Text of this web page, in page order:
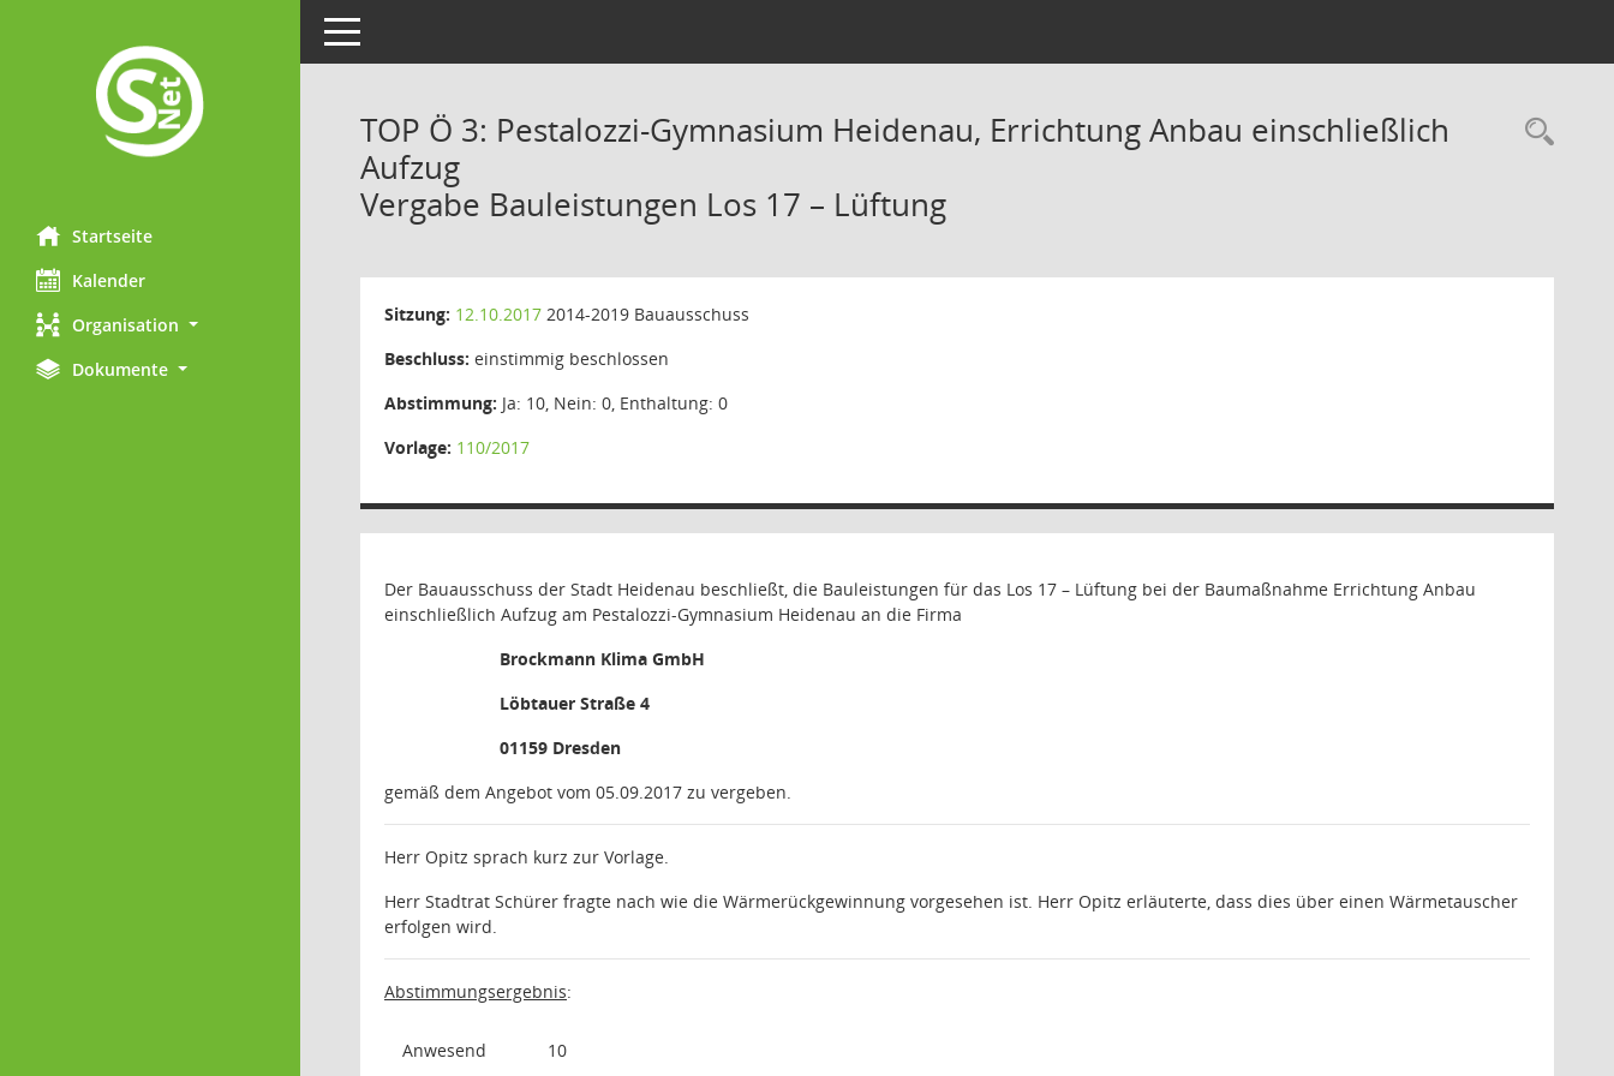
Startseite
Kalender
Organisation
Dokumente
Toggle navigation
TOP Ö 3: Pestalozzi-Gymnasium Heidenau, Errichtung Anbau einschließlich
Aufzug
Vergabe Bauleistungen Los 17 – Lüftung
Sitzung: 12.10.2017 2014-2019 Bauausschuss
Beschluss: einstimmig beschlossen
Abstimmung: Ja: 10, Nein: 0, Enthaltung: 0
Vorlage: 110/2017
Der Bauausschuss der Stadt Heidenau beschließt, die Bauleistungen für das Los 17 – Lüftung bei der Baumaßnahme Errichtung Anbau
einschließlich Aufzug am Pestalozzi-Gymnasium Heidenau an die Firma
Brockmann Klima GmbH
Löbtauer Straße 4
01159 Dresden
gemäß dem Angebot vom 05.09.2017 zu vergeben.
Herr Opitz sprach kurz zur Vorlage.
Herr Stadtrat Schürer fragte nach wie die Wärmerückgewinnung vorgesehen ist. Herr Opitz erläuterte, dass dies über einen Wärmetauscher
erfolgen wird.
Abstimmungsergebnis:
Anwesend 10